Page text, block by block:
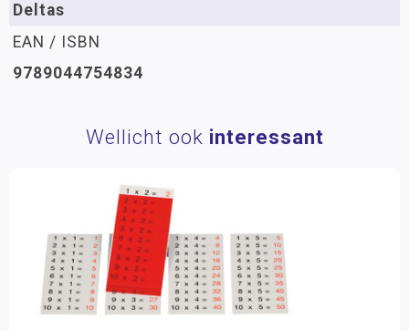
Deltas
EAN / ISBN
9789044754834
Wellicht ook interessant